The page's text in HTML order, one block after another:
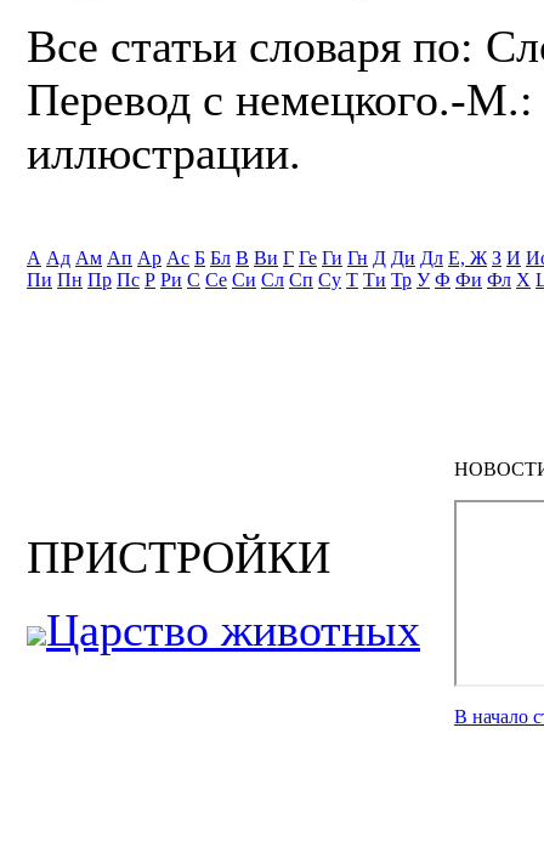
Все статьи словаря по:
Перевод с немецкого.-
иллюстрации.
А Ад Ам Ап Ар Ас Б Бл В Ви Г Ге Ги Гн Д Ди Дл Е, Ж З И
Пи Пн Пр Пс Р Ри С Се Си Сл Сп Су Т Ти Тр У Ф Фи Фл Х
ПРИСТРОЙКИ
Царство животных
В начало